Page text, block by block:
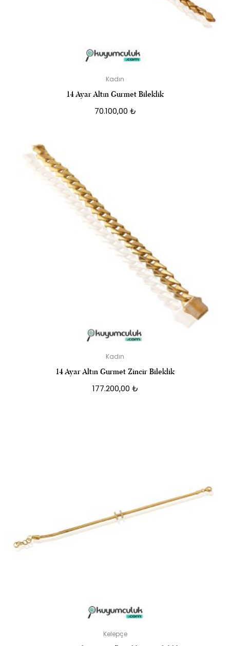
Kadın
14 Ayar Altın Gurmet Bileklik
70.100,00 ₺
Kadın
14 Ayar Altın Gurmet Zincir Bileklik
177.200,00 ₺
Kelepçe